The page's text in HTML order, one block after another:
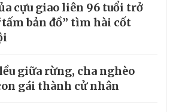
cựu giao liên 96 tuổi trở
bản đồ” tìm hài cốt
giữa rừng, cha nghèo
gái thành cử nhân